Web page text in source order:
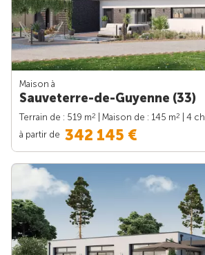
Maison à
Sauveterre-de-Guyenne (33)
Terrain de : 519 m2 | Maison de : 145 m2
| 4 ch.
à partir de 342 145 €